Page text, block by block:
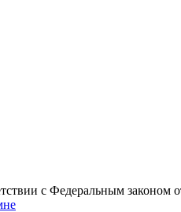
с Федеральным